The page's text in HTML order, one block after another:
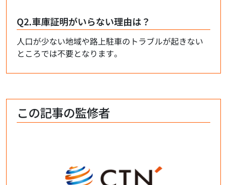
Q2.車庫証明がいらない理由は？
人口が少ない地域や路上駐車のトラブルが起きない
ところでは不要となります。
この記事の監修者